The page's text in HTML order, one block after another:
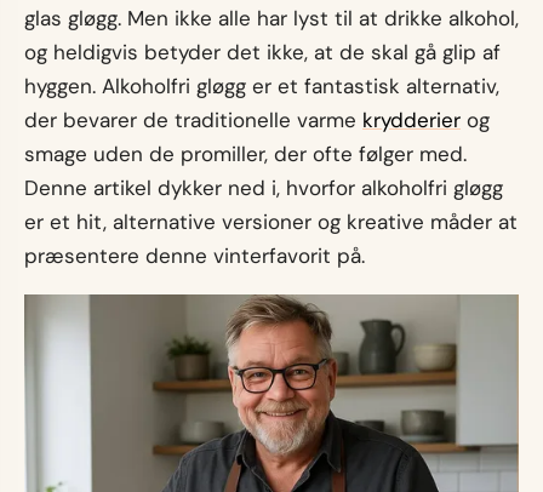
glas gløgg. Men ikke alle har lyst til at drikke alkohol,
og heldigvis betyder det ikke, at de skal gå glip af
hyggen. Alkoholfri gløgg er et fantastisk alternativ,
der bevarer de traditionelle varme krydderier og
smage uden de promiller, der ofte følger med.
Denne artikel dykker ned i, hvorfor alkoholfri gløgg
er et hit, alternative versioner og kreative måder at
præsentere denne vinterfavorit på.